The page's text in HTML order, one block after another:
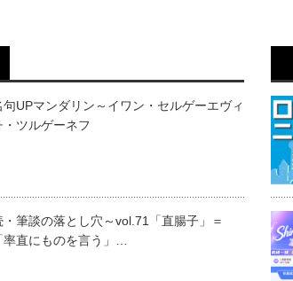
句UPマンダリン～イワン・セルゲーエヴィ
・ツルゲーネフ
・筆談の落とし穴～vol.71「直腸子」＝
率直にものを言う」…